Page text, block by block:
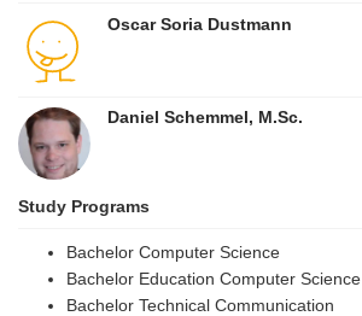
Oscar Soria Dustmann
Daniel Schemmel, M.Sc.
Study Programs
Bachelor Computer Science
Bachelor Education Computer Science
Bachelor Technical Communication